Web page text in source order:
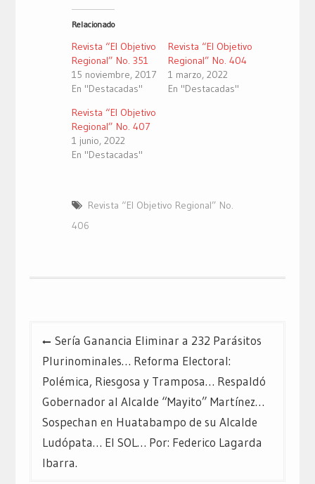
Twitter
abre
una
ventana
nueva)
una
ventana
nueva)
una
ventana
nueva)
Relacionado
Revista “El Objetivo
Regional” No. 351
15 noviembre, 2017
En "Destacadas"
Revista “El Objetivo
Regional” No. 404
1 marzo, 2022
En "Destacadas"
Revista “El Objetivo
Regional” No. 407
1 junio, 2022
En "Destacadas"
Revista “El Objetivo Regional” No.
406
Navegación
de
entradas
Sería Ganancia Eliminar a 232 Parásitos
Plurinominales… Reforma Electoral:
Polémica, Riesgosa y Tramposa… Respaldó
Gobernador al Alcalde “Mayito” Martínez…
Sospechan en Huatabampo de su Alcalde
Ludópata… El SOL… Por: Federico Lagarda
Ibarra.